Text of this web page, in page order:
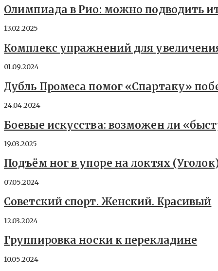
Олимпиада в Рио: можно подводить
13.02.2025
Комплекс упражнений для
01.09.2024
Дубль Промеса помог «Спартаку»
24.04.2024
Боевые искусства: возможен ли
19.03.2025
Подъём ног в упоре на локтях
07.05.2024
Советский спорт. Женский. Красивый
12.03.2024
Группировка носки к перекладине
10.05.2024